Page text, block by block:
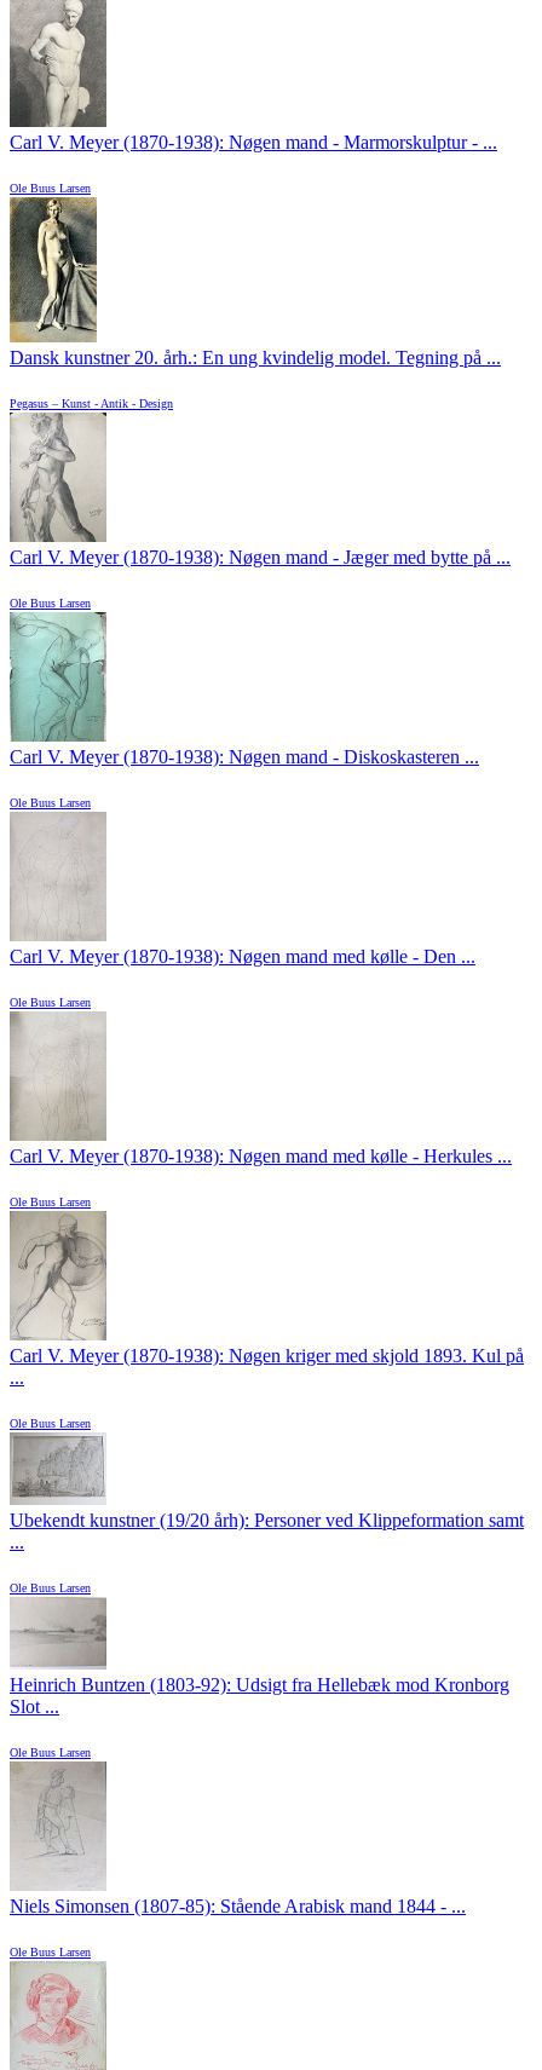
Carl V. Meyer (1870-1938): Nøgen mand - Marmorskulptur - ...
Ole Buus Larsen
Dansk kunstner 20. årh.: En ung kvindelig model. Tegning på ...
Pegasus – Kunst - Antik - Design
Carl V. Meyer (1870-1938): Nøgen mand - Jæger med bytte på ...
Ole Buus Larsen
Carl V. Meyer (1870-1938): Nøgen mand - Diskoskasteren ...
Ole Buus Larsen
Carl V. Meyer (1870-1938): Nøgen mand med kølle - Den ...
Ole Buus Larsen
Carl V. Meyer (1870-1938): Nøgen mand med kølle - Herkules ...
Ole Buus Larsen
Carl V. Meyer (1870-1938): Nøgen kriger med skjold 1893. Kul på
...
Ole Buus Larsen
Ubekendt kunstner (19/20 årh): Personer ved Klippeformation samt
...
Ole Buus Larsen
Heinrich Buntzen (1803-92): Udsigt fra Hellebæk mod Kronborg
Slot ...
Ole Buus Larsen
Niels Simonsen (1807-85): Stående Arabisk mand 1844 - ...
Ole Buus Larsen